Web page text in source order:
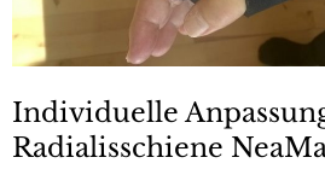
Individuelle
Radialisschiene